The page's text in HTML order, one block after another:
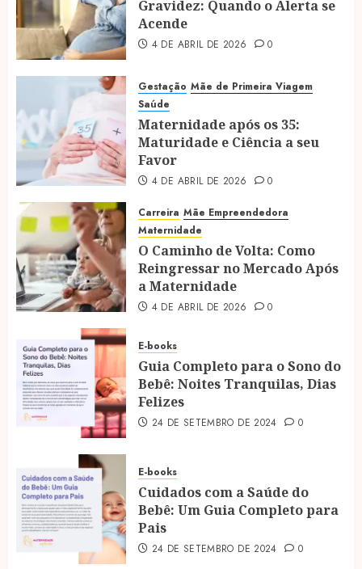
Gravidez: Quando o Alerta se
Acende
4 DE ABRIL DE 2026 0
Gestação Mãe de Primeira Viagem
Saúde
Maternidade após os 35:
Maturidade e Ciência a seu
Favor
4 DE ABRIL DE 2026 0
Carreira Mãe Empreendedora
Maternidade
O Caminho de Volta: Como
Reingressar no Mercado Após
a Maternidade
4 DE ABRIL DE 2026 0
E-books
Guia Completo para o Sono do
Bebê: Noites Tranquilas, Dias
Felizes
24 DE SETEMBRO DE 2024 0
E-books
Cuidados com a Saúde do
Bebê: Um Guia Completo para
Pais
24 DE SETEMBRO DE 2024 0